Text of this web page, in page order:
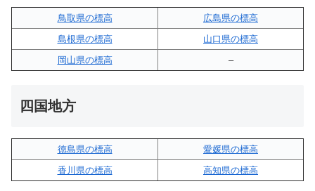
鳥取県の標高
広島県の標高
島根県の標高
山口県の標高
岡山県の標高
–
四国地方
徳島県の標高
愛媛県の標高
香川県の標高
高知県の標高